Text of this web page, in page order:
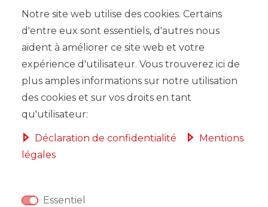
4,49 EUR *
Contenu1
Notre site web utilise des cookies. Certains
d'entre eux sont essentiels, d'autres nous
aident à améliorer ce site web et votre
expérience d'utilisateur. Vous trouverez ici de
plus amples informations sur notre utilisation
des cookies et sur vos droits en tant
qu'utilisateur:
Déclaration de confidentialité
Mentions
légales
Essentiel